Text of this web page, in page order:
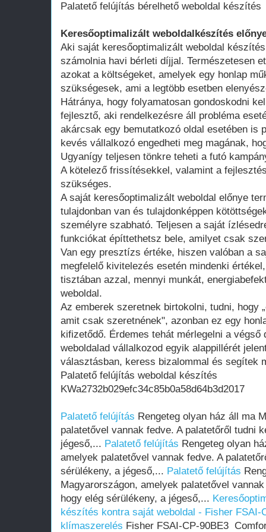
Palatető felújítás bérelhető weboldal készítés
Keresőoptimalizált weboldalkészítés
Aki saját keresőoptimalizált weboldal
számolnia havi bérleti díjjal. Természetesen
azokat a költségeket, amelyek egy honlap
szükségesek, ami a legtöbb esetben
Hátránya, hogy folyamatosan gondoskodni
fejlesztő, aki rendelkezésre áll probléma
akárcsak egy bemutatkozó oldal esetében is
kevés vállalkozó engedheti meg magának,
Ugyanígy teljesen tönkre teheti a futó
A kötelező frissítésekkel, valamint a
szükséges.
A saját keresőoptimalizált weboldal előnye
tulajdonban van és tulajdonképpen
személyre szabható. Teljesen a saját
funkciókat építtethetsz bele, amilyet csak
Van egy presztízs értéke, hiszen valóban a
megfelelő kivitelezés esetén mindenki
tisztában azzal, mennyi munkát,
weboldal.
Az emberek szeretnek birtokolni, tudni, hogy
amit csak szeretnének", azonban ez egy
kifizetődő. Érdemes tehát mérlegelni a végső
weboldalad vállalkozod egyik alappillérét
választásban, keress bizalommal és segítek
Palatető felújítás weboldal készítés
KWa2732b029efc34c85b0a58d64b3d2017
Palatető felújítás Rengeteg olyan ház áll ma
palatetővel vannak fedve. A palatetőről tudni
jégeső,... Palatető felújítás Rengeteg olyan
amelyek palatetővel vannak fedve. A
sérülékeny, a jégeső,... Palatető felújítás
Magyarországon, amelyek palatetővel
hogy elég sérülékeny, a jégeső,...
készítés kontra saját weboldal - Fisher
klímaszerelés Fisher FSAI-CP-90BE3